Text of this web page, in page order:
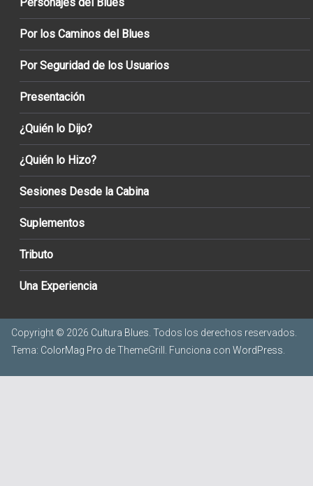
Por los Caminos del Blues
Por Seguridad de los Usuarios
Presentación
¿Quién lo Dijo?
¿Quién lo Hizo?
Sesiones Desde la Cabina
Suplementos
Tributo
Una Experiencia
Copyright © 2026 Cultura Blues . Todos los derechos reservados.
Tema: ColorMag Pro de ThemeGrill. Funciona con WordPress